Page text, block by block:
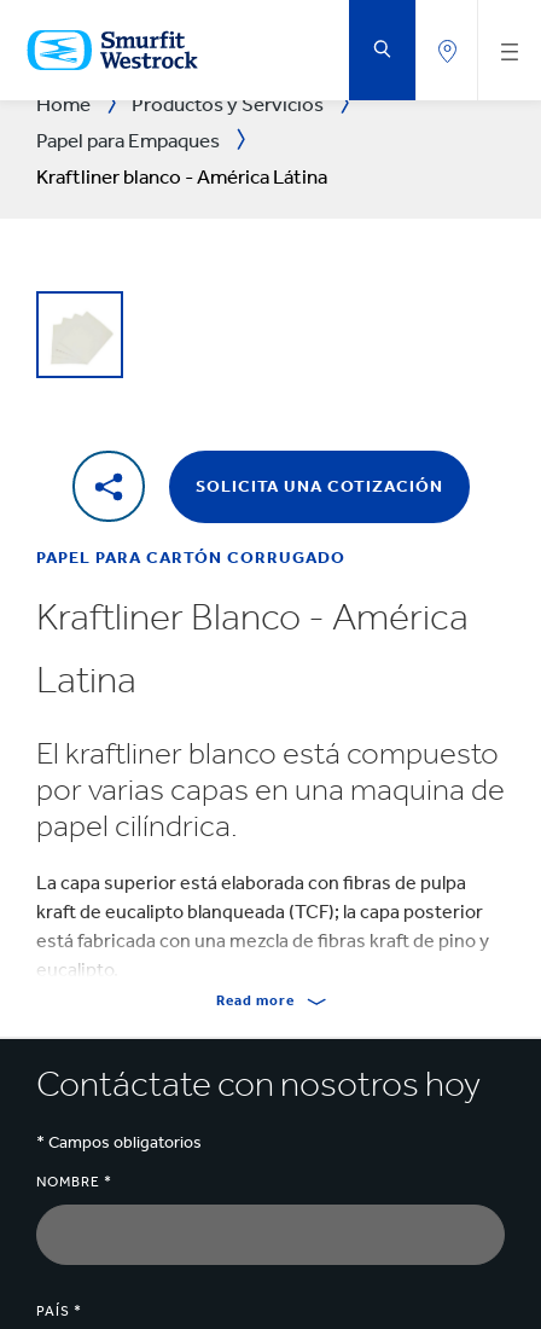
AL
CONTENIDO
PRINCIPAL
Home
Productos y Servicios
Papel para Empaques
Kraftliner blanco - América Látina
SOLICITA UNA COTIZACIÓN
PAPEL PARA CARTÓN CORRUGADO
Kraftliner Blanco - América
Latina
El kraftliner blanco está compuesto
por varias capas en una maquina de
papel cilíndrica.
La capa superior está elaborada con fibras de pulpa
kraft de eucalipto blanqueada (TCF); la capa posterior
está fabricada con una mezcla de fibras kraft de pino y
eucalipto.
Read more
Contáctate con nosotros hoy
* Campos obligatorios
NOMBRE *
PAÍS *